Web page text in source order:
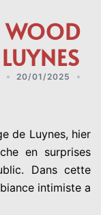
WOOD
20/01/2025
de Luynes, hier
en surprises
Dans cette
intimiste a